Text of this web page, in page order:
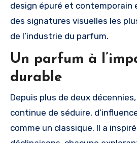
design épuré et contemporain
des signatures visuelles les
de l’industrie du parfum.
Un parfum à
durable
Depuis plus de deux
continue de séduire,
comme un classique. Il a